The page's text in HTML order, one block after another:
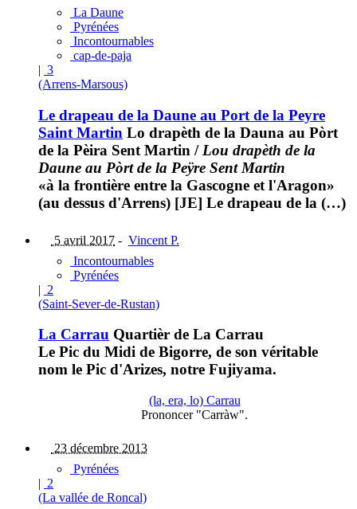
La Daune
Pyrénées
Incontournables
cap-de-paja
| 3
(Arrens-Marsous)
Le drapeau de la Daune au Port de la Peyre
Saint Martin Lo drapèth de la Dauna au Pòrt
de la Pèira Sent Martin / Lou drapèth de la
Daune au Pòrt de la Peÿre Sent Martin
«à la frontière entre la Gascogne et l'Aragon»
(au dessus d'Arrens) [JE] Le drapeau de la (…)
5 avril 2017 - Vincent P.
Incontournables
Pyrénées
| 2
(Saint-Sever-de-Rustan)
La Carrau Quartièr de La Carrau
Le Pic du Midi de Bigorre, de son véritable
nom le Pic d'Arizes, notre Fujiyama.
(la, era, lo) Carrau
Prononcer "Carràw".
23 décembre 2013
Pyrénées
| 2
(La vallée de Roncal)